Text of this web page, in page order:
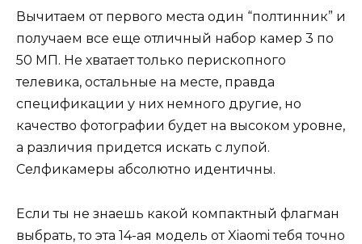
Вычитаем от первого места один “полтинник” и
получаем все еще отличный набор камер 3 по
50 МП. Не хватает только перископного
телевика, остальные на месте, правда
спецификации у них немного другие, но
качество фотографии будет на высоком уровне,
а различия придется искать с лупой.
Селфикамеры абсолютно идентичны.
Если ты не знаешь какой компактный флагман
выбрать, то эта 14-ая модель от Xiaomi тебя точно